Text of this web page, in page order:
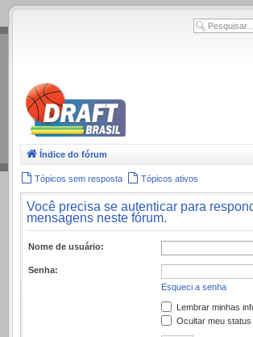
.
Índice do fórum
Tópicos sem resposta Tópicos ativos
Você precisa se autenticar para
mensagens neste fórum.
Nome de usuário:
Senha:
Esqueci a senha
Lembrar minhas
Ocultar meu